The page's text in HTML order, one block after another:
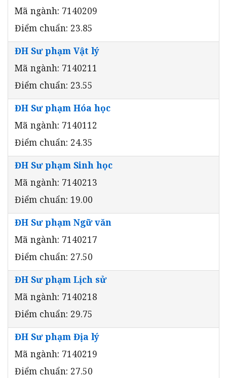
Mã ngành: 7140209
Điểm chuẩn: 23.85
ĐH Sư phạm Vật lý
Mã ngành: 7140211
Điểm chuẩn: 23.55
ĐH Sư phạm Hóa học
Mã ngành: 7140112
Điểm chuẩn: 24.35
ĐH Sư phạm Sinh học
Mã ngành: 7140213
Điểm chuẩn: 19.00
ĐH Sư phạm Ngữ văn
Mã ngành: 7140217
Điểm chuẩn: 27.50
ĐH Sư phạm Lịch sử
Mã ngành: 7140218
Điểm chuẩn: 29.75
ĐH Sư phạm Địa lý
Mã ngành: 7140219
Điểm chuẩn: 27.50